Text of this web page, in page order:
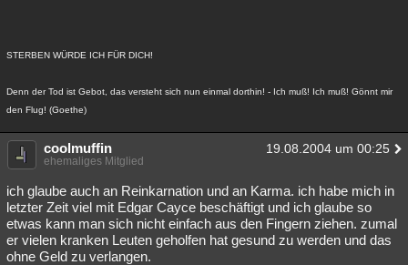
STERBEN WÜRDE ICH FÜR DICH!
Denn der Tod ist Gebot, das versteht sich nun einmal dorthin! - Ich muß! Ich muß! Gönnt mir
den Flug! (Goethe)
coolmuffin 19.08.2004 um 00:25
ehemaliges Mitglied
ich glaube auch an Reinkarnation und an Karma. ich habe mich in
letzter Zeit viel mit Edgar Cayce beschäftigt und ich glaube so
etwas kann man sich nicht einfach aus den Fingern ziehen. zumal
er vielen kranken Leuten geholfen hat gesund zu werden und das
ohne Geld zu verlangen.